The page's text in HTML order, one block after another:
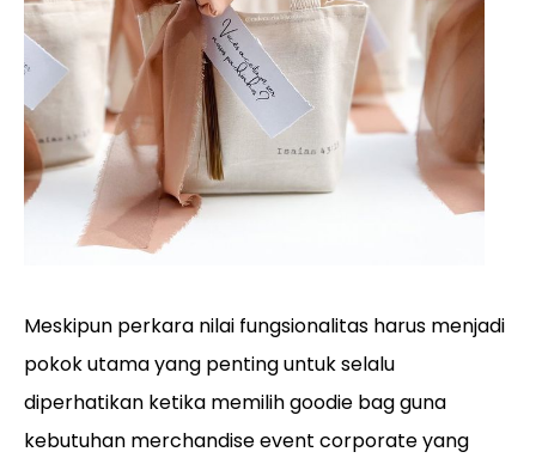
Meskipun perkara nilai fungsionalitas harus menjadi
pokok utama yang penting untuk selalu
diperhatikan ketika memilih goodie bag guna
kebutuhan merchandise event corporate yang